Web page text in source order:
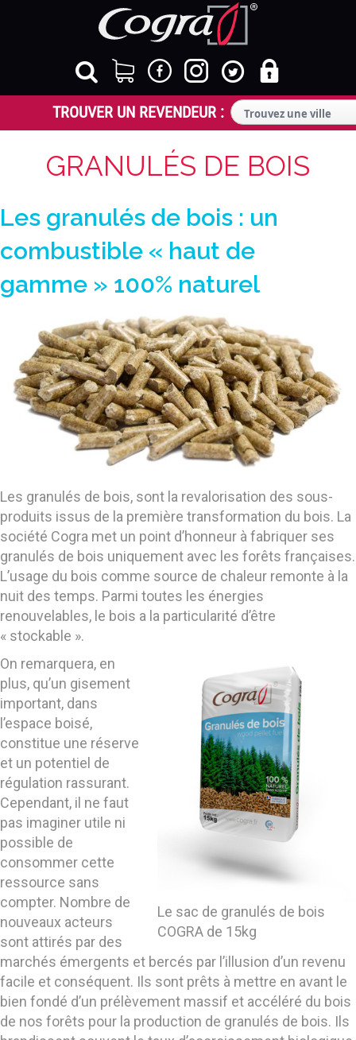
GRANULÉS DE BOIS
Les granulés de bois : un
combustible « haut de
gamme » 100% naturel
Les granulés de bois, sont la revalorisation des sous-
produits issus de la première transformation du bois. La
société Cogra met un point d’honneur à fabriquer ses
granulés de bois uniquement avec les forêts françaises.
L’usage du bois comme source de chaleur remonte à la
nuit des temps. Parmi toutes les énergies
renouvelables, le bois a la particularité d’être
« stockable ».
Le sac de granulés de bois
COGRA de 15kg
On remarquera, en
plus, qu’un gisement
important, dans
l’espace boisé,
constitue une réserve
et un potentiel de
régulation rassurant.
Cependant, il ne faut
pas imaginer utile ni
possible de
consommer cette
ressource sans
compter. Nombre de
nouveaux acteurs
sont attirés par des
marchés émergents et bercés par l’illusion d’un revenu
facile et conséquent. Ils sont prêts à mettre en avant le
bien fondé d’un prélèvement massif et accéléré du bois
de nos forêts pour la production de granulés de bois. Ils